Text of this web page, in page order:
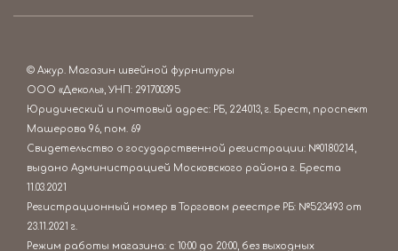
© Ажур. Магазин швейной фурнитуры
ООО «Деколь», УНП: 291700395
Юридический и почтовый адрес: РБ, 224013, г. Брест, проспект
Машерова 96, пом. 69
Свидетельство о государственной регистрации: №0180214,
выдано Администрацией Московского района г. Бреста
11.03.2021
Регистрационный номер в Торговом реестре РБ: №523493 от
23.11.2021 г.
Режим работы магазина: c 10:00 до 20:00, без выходных